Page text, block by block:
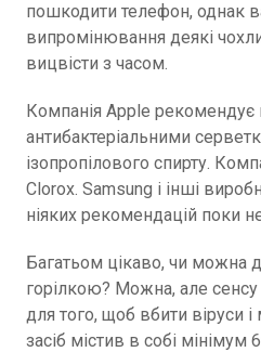
пошкодити телефон, однак
випромінювання деякі
вицвісти з часом.
Компанія Apple рекомендує
антибактеріальними
ізопропілового спирту.
Clorox. Samsung і інші
ніяких рекомендацій поки
Багатьом цікаво, чи можна
горілкою? Можна, але
для того, щоб вбити віруси
засіб містив в собі мінімум